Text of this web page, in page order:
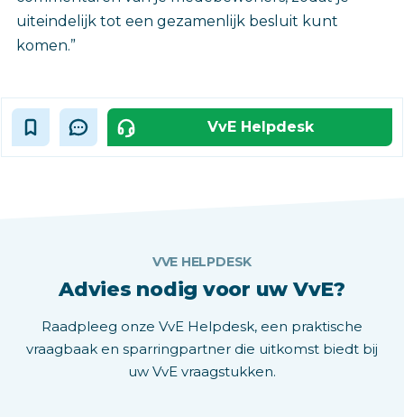
uiteindelijk tot een gezamenlijk besluit kunt
komen.”
VvE Helpdesk
VVE HELPDESK
Advies nodig voor uw VvE?
Raadpleeg onze VvE Helpdesk, een praktische
vraagbaak en sparringpartner die uitkomst biedt bij
uw VvE vraagstukken.